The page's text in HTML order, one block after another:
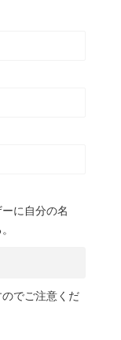
に自分の名
でご注意くだ